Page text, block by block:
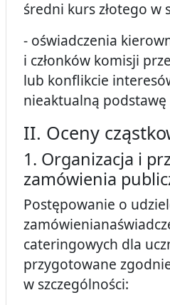
średni kurs złotego w
- oświadczenia
i członków komisji
lub konflikcie
nieaktualną
II. Oceny
1. Organizacja i
zamówienia
Postępowanie o
cateringowych dla
przygotowane
w szczególności: